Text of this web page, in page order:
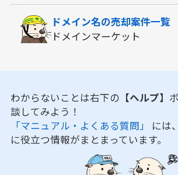
ドメイン名の売却案件一覧
ドメインマーケット
わからないことは右下の 【ヘルプ】
談してみよう！
「マニュアル・よくある質問」 には
に役立つ情報がまとまっています。